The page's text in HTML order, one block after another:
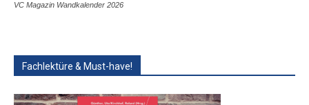
VC Magazin Wandkalender 2026
Fachlektüre & Must-have!